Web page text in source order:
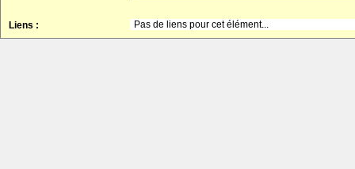
Liens : Pas de liens pour cet élément...